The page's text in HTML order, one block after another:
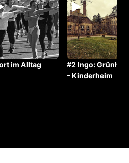
im Alltag
#2 Ingo:
– Kinderheim